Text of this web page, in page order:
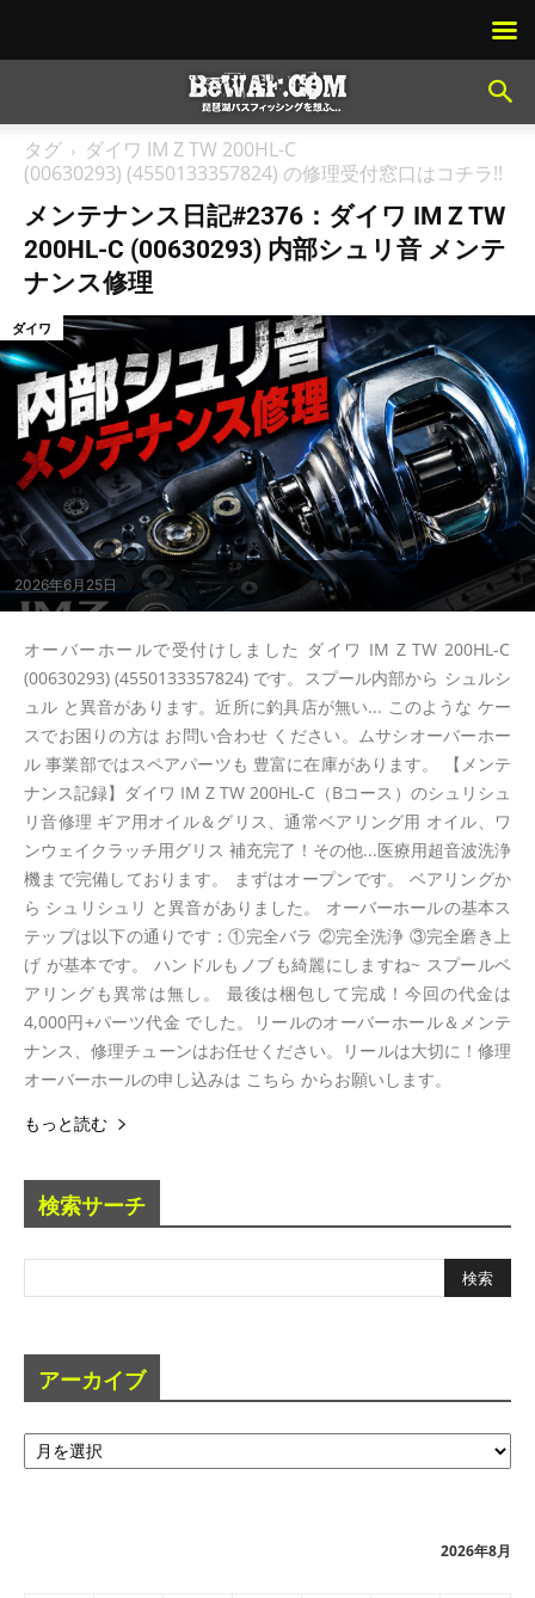
タグ
ダイワ IM Z TW 200HL-C
(00630293) (4550133357824) の修理受付窓口はコチラ!!
メンテナンス日記#2376：ダイワ IM Z TW
200HL-C (00630293) 内部シュリ音 メンテ
ナンス修理
2026年6月25日
ダイワ
オーバーホールで受付けしました ダイワ IM Z TW 200HL-C
(00630293) (4550133357824) です。スプール内部から シュルシ
ュル と異音があります。近所に釣具店が無い... このような ケー
スでお困りの方は お問い合わせ ください。ムサシオーバーホー
ル 事業部ではスペアパーツも 豊富に在庫があります。 【メンテ
ナンス記録】ダイワ IM Z TW 200HL-C（Bコース）のシュリシュ
リ音修理 ギア用オイル＆グリス、通常ベアリング用 オイル、ワ
ンウェイクラッチ用グリス 補充完了！その他...医療用超音波洗浄
機まで完備しております。 まずはオープンです。 ベアリングか
ら シュリシュリ と異音がありました。 オーバーホールの基本ス
テップは以下の通りです：①完全バラ ②完全洗浄 ③完全磨き上
げ が基本です。 ハンドルもノブも綺麗にしますね~ スプールベ
アリングも異常は無し。 最後は梱包して完成！今回の代金は
4,000円+パーツ代金 でした。リールのオーバーホール＆メンテ
ナンス、修理チューンはお任せください。リールは大切に！修理
オーバーホールの申し込みは こちら からお願いします。
もっと読む
検索サーチ
アーカイブ
ア
ー
2026年8月